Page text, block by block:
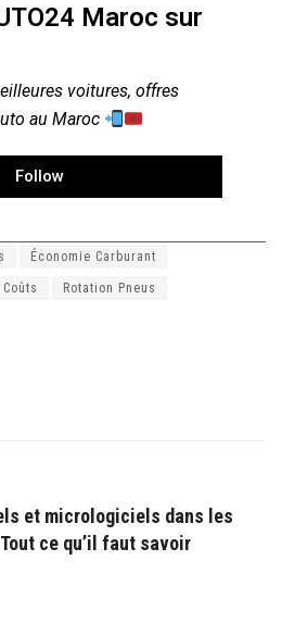
Maroc sur
voitures, offres
au Maroc
Follow
Économie Carburant
Rotation Pneus
et micrologiciels dans les
ce qu’il faut savoir